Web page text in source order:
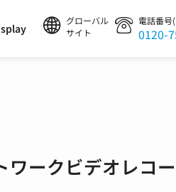
グローバル
サイト
電話番号
0120-
ワークビデオレコ